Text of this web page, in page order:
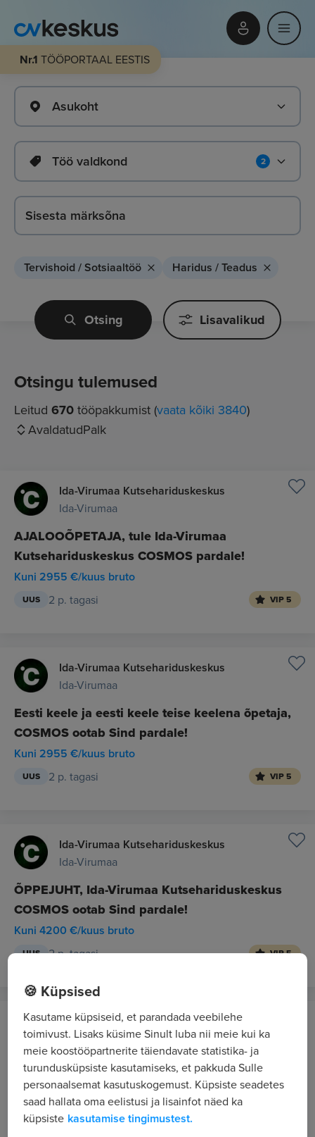
Nr.1 TÖÖPORTAAL EESTIS
Asukoht
Töö valdkond 2
Tervishoid / Sotsiaaltöö Haridus / Teadus
Otsing Lisavalikud
Otsingu tulemused
Leitud 670 tööpakkumist (vaata kõiki 3840)
AvaldatudPalk
Ida-Virumaa Kutsehariduskeskus
Ida-Virumaa
AJALOOÕPETAJA, tule Ida-Virumaa
Kutsehariduskeskus COSMOS pardale!
Kuni 2955 €/kuus bruto
UUS 2 p. tagasi VIP 5
Ida-Virumaa Kutsehariduskeskus
Ida-Virumaa
Eesti keele ja eesti keele teise keelena õpetaja,
COSMOS ootab Sind pardale!
Kuni 2955 €/kuus bruto
UUS 2 p. tagasi VIP 5
Ida-Virumaa Kutsehariduskeskus
Ida-Virumaa
ÕPPEJUHT, Ida-Virumaa Kutsehariduskeskus
COSMOS ootab Sind pardale!
Kuni 4200 €/kuus bruto
UUS 2 p. tagasi VIP 5
Ida-Virumaa Kutsehariduskeskus
Ida-Virumaa
ERIPEDAGOOG, tule meie Ida-Virumaa
Kutsehariduskeskus COSMOS pardale!
Kuni 2955 €/kuus bruto
🍪 Küpsised
Kasutame küpsiseid, et parandada veebilehe
toimivust. Lisaks küsime Sinult luba nii meie kui ka
meie koostööpartnerite täiendavate statistika- ja
turundusküpsiste kasutamiseks, et pakkuda Sulle
personaalsemat kasutuskogemust. Küpsiste seadetes
saad hallata oma eelistusi ja lisainfot näed ka
küpsiste kasutamise tingimustest.